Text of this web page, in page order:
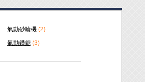
氣動砂輪機 (2)
氣動鑽鋸 (3)